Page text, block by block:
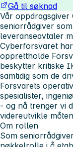
Gå til søknad
Vår
seniorrådgiver
leveranseavtaler
Cyberforsvaret
opprettholde
beskytter kritiske
samtidig som de
Forsvarets
spesialister,
- og nå trenger vi
videreutvikle
Om rollen
Som